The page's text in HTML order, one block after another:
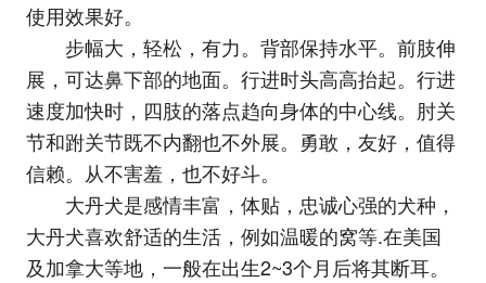
使用效果好。
步幅大，轻松，有力。背部保持水平。前肢伸
展，可达鼻下部的地面。行进时头高高抬起。行进
速度加快时，四肢的落点趋向身体的中心线。肘关
节和跗关节既不内翻也不外展。勇敢，友好，值得
信赖。从不害羞，也不好斗。
大丹犬是感情丰富，体贴，忠诚心强的犬种，
大丹犬喜欢舒适的生活，例如温暖的窝等.在美国
及加拿大等地，一般在出生2~3个月后将其断耳。